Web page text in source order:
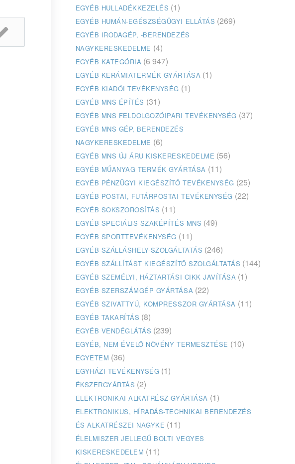
EGYÉB HULLADÉKKEZELÉS (1)
EGYÉB HUMÁN-EGÉSZSÉGÜGYI ELLÁTÁS (269)
EGYÉB IRODAGÉP, -BERENDEZÉS
NAGYKERESKEDELME (4)
EGYÉB KATEGÓRIA (6 947)
EGYÉB KERÁMIATERMÉK GYÁRTÁSA (1)
EGYÉB KIADÓI TEVÉKENYSÉG (1)
EGYÉB MNS ÉPÍTÉS (31)
EGYÉB MNS FELDOLGOZÓIPARI TEVÉKENYSÉG (37)
EGYÉB MNS GÉP, BERENDEZÉS
NAGYKERESKEDELME (6)
EGYÉB MNS ÚJ ÁRU KISKERESKEDELME (56)
EGYÉB MŰANYAG TERMÉK GYÁRTÁSA (11)
EGYÉB PÉNZÜGYI KIEGÉSZÍTŐ TEVÉKENYSÉG (25)
EGYÉB POSTAI, FUTÁRPOSTAI TEVÉKENYSÉG (22)
EGYÉB SOKSZOROSÍTÁS (11)
EGYÉB SPECIÁLIS SZAKÉPÍTÉS MNS (49)
EGYÉB SPORTTEVÉKENYSÉG (11)
EGYÉB SZÁLLÁSHELY-SZOLGÁLTATÁS (246)
EGYÉB SZÁLLÍTÁST KIEGÉSZÍTŐ SZOLGÁLTATÁS (144)
EGYÉB SZEMÉLYI, HÁZTARTÁSI CIKK JAVÍTÁSA (1)
EGYÉB SZERSZÁMGÉP GYÁRTÁSA (22)
EGYÉB SZIVATTYÚ, KOMPRESSZOR GYÁRTÁSA (11)
EGYÉB TAKARÍTÁS (8)
EGYÉB VENDÉGLÁTÁS (239)
EGYÉB, NEM ÉVELŐ NÖVÉNY TERMESZTÉSE (10)
EGYETEM (36)
EGYHÁZI TEVÉKENYSÉG (1)
ÉKSZERGYÁRTÁS (2)
ELEKTRONIKAI ALKATRÉSZ GYÁRTÁSA (1)
ELEKTRONIKUS, HÍRADÁS-TECHNIKAI BERENDEZÉS
ÉS ALKATRÉSZEI NAGYKE (11)
ÉLELMISZER JELLEGŰ BOLTI VEGYES
KISKERESKEDELEM (11)